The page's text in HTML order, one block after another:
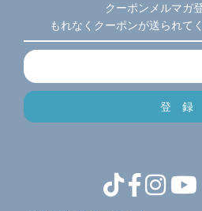
クーポンメルマガ
もれなくクーポンが送られて